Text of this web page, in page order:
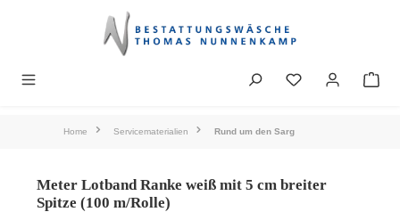
Home Servicematerialien Rund um den Sarg
Meter Lotband Ranke weiß mit 5 cm breiter
Spitze (100 m/Rolle)